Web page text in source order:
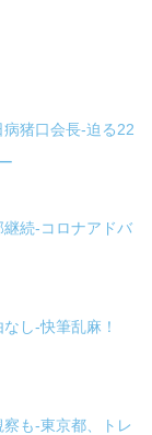
猪口会長-迫る22
続-コロナアドバ
し-快筆乱麻！
も-東京都、トレ